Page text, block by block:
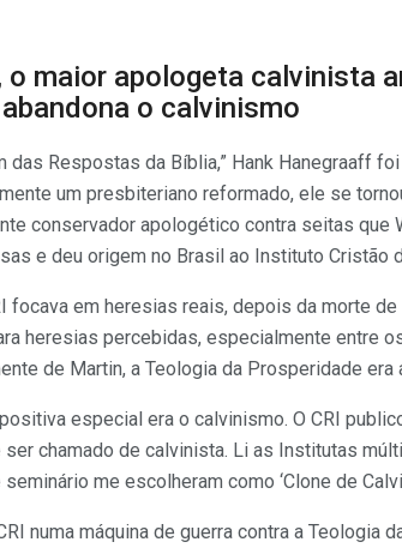
o maior apologeta calvinista
o calvinismo
das Respostas da Bíblia,” Hank Hanegraaff
um presbiteriano reformado, ele se
conservador apologético contra seitas que
e deu origem no Brasil ao Instituto Cristão
focava em heresias reais, depois da morte
heresias percebidas, especialmente entre
de Martin, a Teologia da Prosperidade
especial era o calvinismo. O CRI
ser chamado de calvinista. Li as Institutas
me escolheram como ‘Clone de
numa máquina de guerra contra a Teologia